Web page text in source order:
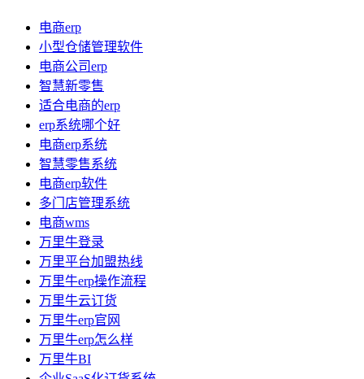
电商erp
小型仓储管理软件
电商公司erp
智慧新零售
适合电商的erp
erp系统哪个好
电商erp系统
智慧零售系统
电商erp软件
多门店管理系统
电商wms
万里牛登录
万里平台加盟热线
万里牛erp操作流程
万里牛云订货
万里牛erp官网
万里牛erp怎么样
万里牛BI